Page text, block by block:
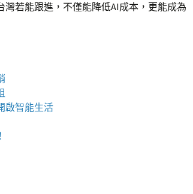
若能跟進，不僅能降低AI成本，更能成為
啟智能生活